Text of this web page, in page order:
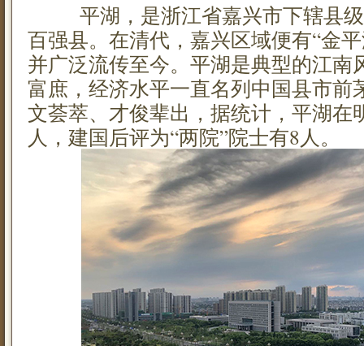
平湖，是浙江省嘉兴市下辖县级
百强县。在清代，嘉兴区域便有“金
并广泛流传至今。平湖是典型的江南
富庶，经济水平一直名列中国县市前
文荟萃、才俊辈出，据统计，平湖在
人，建国后评为“两院”院士有8人。